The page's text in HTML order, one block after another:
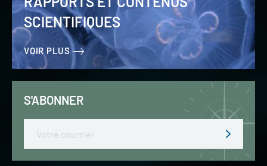
SCIENTIFIQUES
VOIR PLUS
S'ABONNER